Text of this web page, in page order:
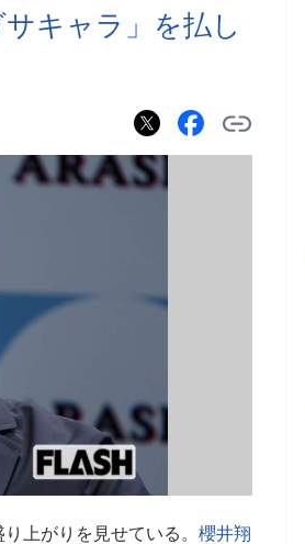
キャラ」を払し
上がりを見せている。 櫻井翔